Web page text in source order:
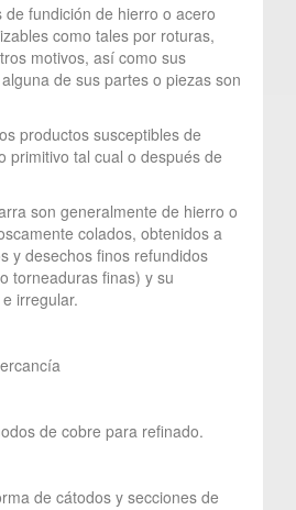
fundición de hierro o acero
como tales por roturas,
motivos, así como sus
de sus partes o piezas son
productos susceptibles de
primitivo tal cual o después de
son generalmente de hierro o
colados, obtenidos a
y desechos finos refundidos
torneaduras finas) y su
irregular.
de cobre para refinado.
de cátodos y secciones de